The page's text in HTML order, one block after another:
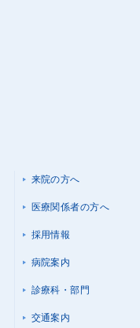
来院の方へ
医療関係者の方へ
採用情報
病院案内
診療科・部門
交通案内